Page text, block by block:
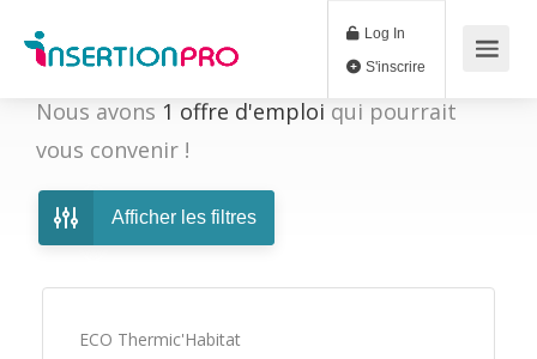
Log In
Nous avons 1 offre d'emploi qui pourrait
vous convenir !
Afficher les filtres
ECO Thermic'Habitat